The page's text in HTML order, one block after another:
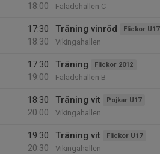
18:00
Fäladshallen C
17:30
18:30
Träning vinröd Flickor U17
Vikingahallen
17:30
19:00
Träning Flickor 2012
Fäladshallen B
18:30
20:00
Träning vit Pojkar U17
Vikingahallen
19:30
20:30
Träning vit Flickor U17
Vikingahallen